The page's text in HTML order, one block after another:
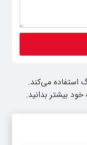
استفاده می‌کند.
بیشتر بدانید.